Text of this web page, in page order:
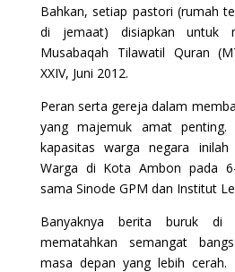
Bahkan, setiap pastori (rumah
di jemaat) disiapkan untuk
Musabaqah Tilawatil Quran
XXIV, Juni 2012.
Peran serta gereja dalam
yang majemuk amat penting.
kapasitas warga negara inilah
Warga di Kota Ambon pada
sama Sinode GPM dan Institut
Banyaknya berita buruk
mematahkan semangat
masa depan yang lebih cerah.